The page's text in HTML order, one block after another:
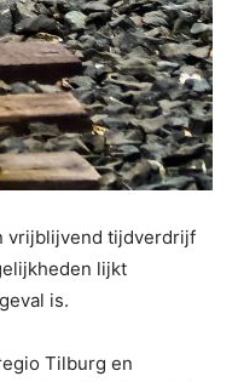
vrijblijvend tijdverdrijf
lijkt
is.
Tilburg en